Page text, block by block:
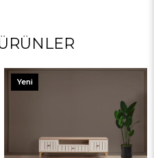
Yeni